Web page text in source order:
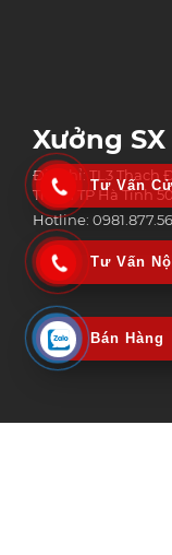
Xưởng
Địa chỉ: TL3 Thạch
Tránh TP Hà Tĩnh
Hotline:
Tư Vấn
Tư Vấn
Bán Hàng